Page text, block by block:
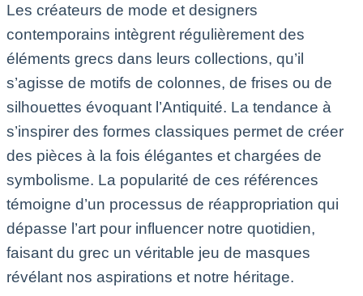
Les créateurs de mode et designers
contemporains intègrent régulièrement des
éléments grecs dans leurs collections, qu’il
s’agisse de motifs de colonnes, de frises ou de
silhouettes évoquant l’Antiquité. La tendance à
s’inspirer des formes classiques permet de créer
des pièces à la fois élégantes et chargées de
symbolisme. La popularité de ces références
témoigne d’un processus de réappropriation qui
dépasse l’art pour influencer notre quotidien,
faisant du grec un véritable jeu de masques
révélant nos aspirations et notre héritage.